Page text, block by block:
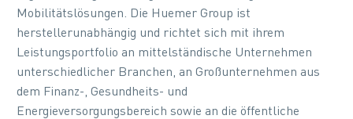
Mobilitätslösungen. Die Huemer Group ist
herstellerunabhängig und richtet sich mit ihrem
Leistungsportfolio an mittelständische Unternehmen
unterschiedlicher Branchen, an Großunternehmen aus
dem Finanz-, Gesundheits- und
Energieversorgungsbereich sowie an die öffentliche